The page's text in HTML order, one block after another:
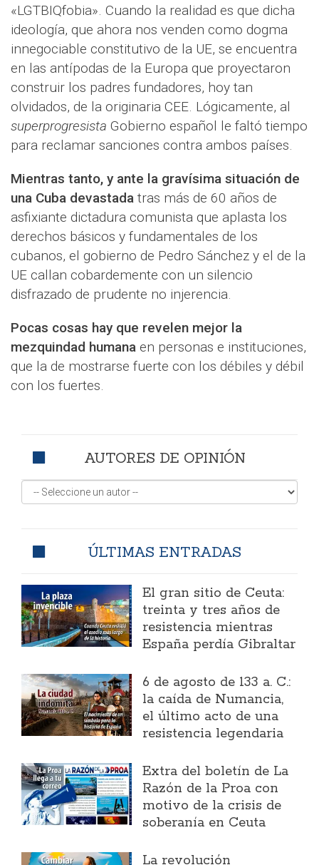
«LGTBIQfobia». Cuando la realidad es que dicha
ideología, que ahora nos venden como dogma
innegociable constitutivo de la UE, se encuentra
en las antípodas de la Europa que proyectaron
construir los padres fundadores, hoy tan
olvidados, de la originaria CEE. Lógicamente, al
superprogresista Gobierno español le faltó tiempo
para reclamar sanciones contra ambos países.
Mientras tanto, y ante la gravísima situación de
una Cuba devastada tras más de 60 años de
asfixiante dictadura comunista que aplasta los
derechos básicos y fundamentales de los
cubanos, el gobierno de Pedro Sánchez y el de la
UE callan cobardemente con un silencio
disfrazado de prudente no injerencia.
Pocas cosas hay que revelen mejor la
mezquindad humana en personas e instituciones,
que la de mostrarse fuerte con los débiles y débil
con los fuertes.
AUTORES DE OPINIÓN
ÚLTIMAS ENTRADAS
El gran sitio de Ceuta:
treinta y tres años de
resistencia mientras
España perdía Gibraltar
6 de agosto de 133 a. C.:
la caída de Numancia,
el último acto de una
resistencia legendaria
Extra del boletín de La
Razón de la Proa con
motivo de la crisis de
soberanía en Ceuta
La revolución